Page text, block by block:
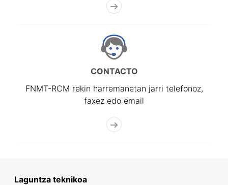
CONTACTO
FNMT-RCM rekin harremanetan jarri telefonoz,
faxez edo email
Laguntza teknikoa